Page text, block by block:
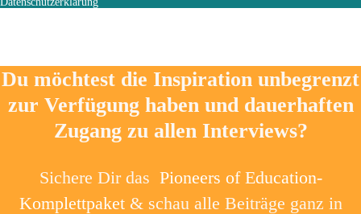
Du möchtest die Inspiration unbegrenzt
zur Verfügung haben und dauerhaften
Zugang zu allen Interviews?
Sichere Dir das Pioneers of Education-
Komplettpaket& schau alle Beiträge ganz in